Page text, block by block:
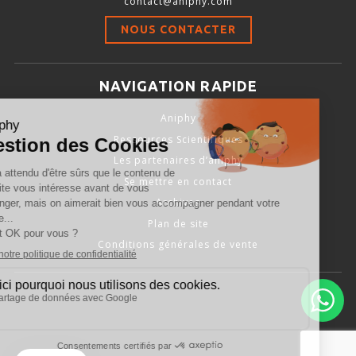
Stimulation-évaluation Thermique
ACTIVITÉ LOCOMOTRICE ET EXPLORATOIRE
COORDINATION ET SENSORI-MOTEUR
INTERACTION SOCIALE
RYTHMES CIRCADIENS
DÉVELOPPEMENTS À FAÇON
PORTIQUES & STATIONS D’ANÉSTHÉSIE
ASPIRATEURS ET CARTOUCHES CHARBON ACTIF
ÉVAPORATEURS
NOUS CONTACTER
NAVIGATION RAPIDE
Aniphy
Ressources Scientifiques
Les partenaires d’aniphy
Se mettre en contact
Archives
Plan de site
Conditions générales de vente